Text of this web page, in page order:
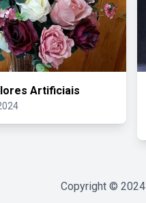
Artificiais
Copyright © 2024